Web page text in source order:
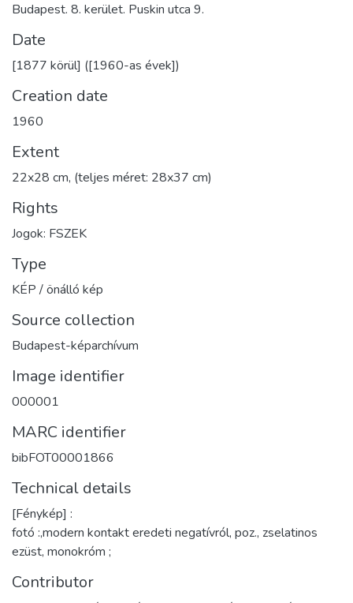
Budapest. 8. kerület. Puskin utca 9.
Date
[1877 körül] ([1960-as évek])
Creation date
1960
Extent
22x28 cm, (teljes méret: 28x37 cm)
Rights
Jogok: FSZEK
Type
KÉP / önálló kép
Source collection
Budapest-képarchívum
Image identifier
000001
MARC identifier
bibFOT00001866
Technical details
[Fénykép] :
fotó :,modern kontakt eredeti negatívról, poz., zselatinos
ezüst, monokróm ;
Contributor